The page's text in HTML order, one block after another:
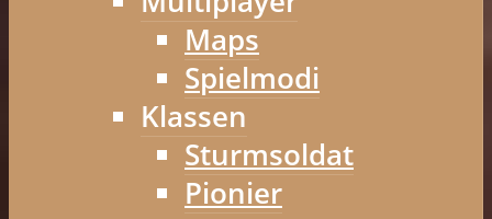
Maps
Spielmodi
Klassen
Sturmsoldat
Pionier